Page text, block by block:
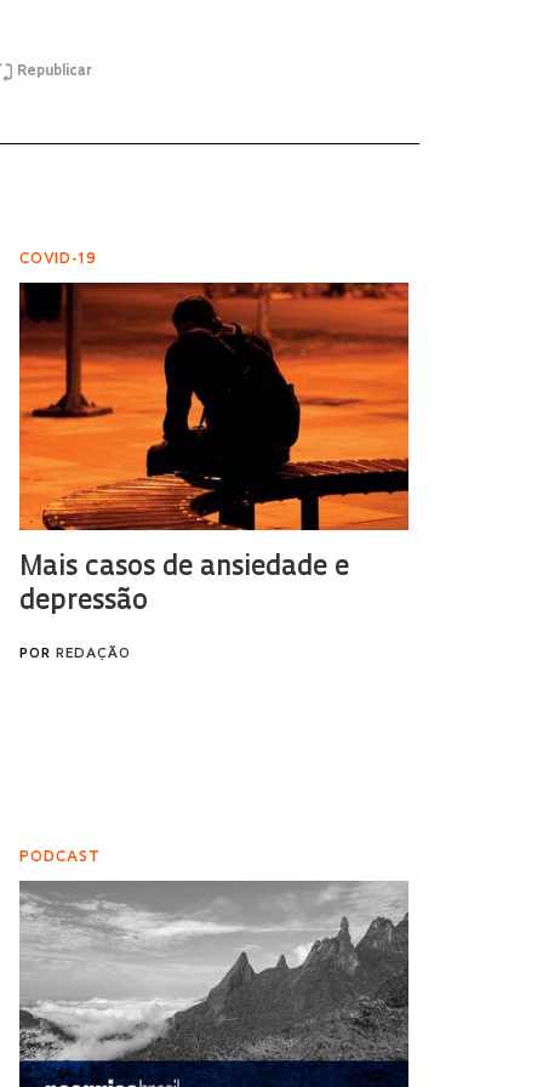
Republicar